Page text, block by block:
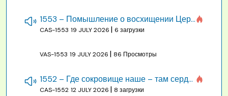
1553 – Помышление о восхищении Церкви на бракосочетании, во всякое время
CAS-1553 19 JULY 2026 | 6 загрузки
VAS-1553 19 JULY 2026 | 86 Просмотры
1552 – Где сокровище наше – там сердце, там помышления
CAS-1552 12 JULY 2026 | 8 загрузки